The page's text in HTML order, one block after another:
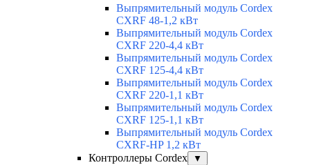
Выпрямительный модуль Cordex
CXRF 48-1,2 кВт
Выпрямительный модуль Cordex
CXRF 220-4,4 кВт
Выпрямительный модуль Cordex
CXRF 125-4,4 кВт
Выпрямительный модуль Cordex
CXRF 220-1,1 кВт
Выпрямительный модуль Cordex
CXRF 125-1,1 кВт
Выпрямительный модуль Cordex
CXRF-HP 1,2 кВт
Контроллеры Cordex
▼